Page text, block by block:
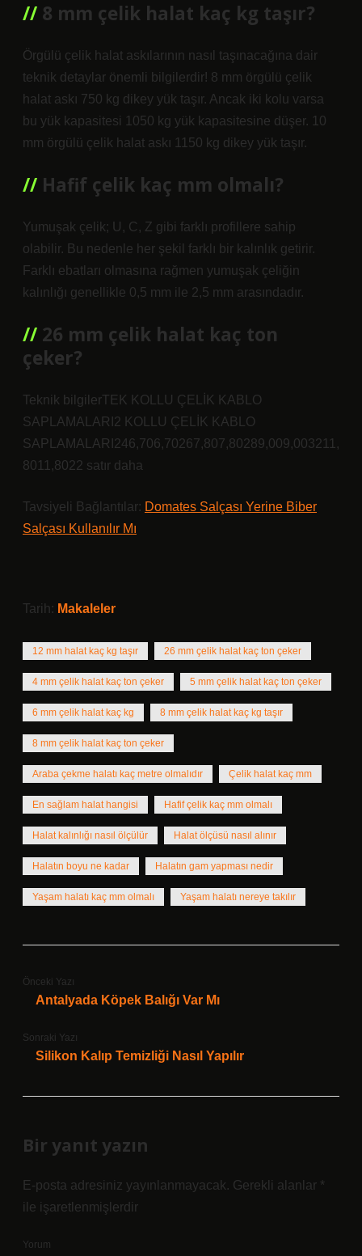
8 mm çelik halat kaç kg taşır?
Örgülü çelik halat askılarının nasıl taşınacağına dair
teknik detaylar önemli bilgilerdir! 8 mm örgülü çelik
halat askı 750 kg dikey yük taşır. Ancak iki kolu varsa
bu yük kapasitesi 1050 kg yük kapasitesine düşer. 10
mm örgülü çelik halat askı 1150 kg dikey yük taşır.
Hafif çelik kaç mm olmalı?
Yumuşak çelik; U, C, Z gibi farklı profillere sahip
olabilir. Bu nedenle her şekil farklı bir kalınlık getirir.
Farklı ebatları olmasına rağmen yumuşak çeliğin
kalınlığı genellikle 0,5 mm ile 2,5 mm arasındadır.
26 mm çelik halat kaç ton
çeker?
Teknik bilgilerTEK KOLLU ÇELİK KABLO
SAPLAMALARI2 KOLLU ÇELİK KABLO
SAPLAMALARI246,706,70267,807,80289,009,003211,
8011,8022 satır daha
Tavsiyeli Bağlantılar: Domates Salçası Yerine Biber
Salçası Kullanılır Mı
Tarih: Makaleler
12 mm halat kaç kg taşır 26 mm çelik halat kaç ton çeker
4 mm çelik halat kaç ton çeker 5 mm çelik halat kaç ton çeker
6 mm çelik halat kaç kg 8 mm çelik halat kaç kg taşır
8 mm çelik halat kaç ton çeker
Araba çekme halatı kaç metre olmalıdır Çelik halat kaç mm
En sağlam halat hangisi Hafif çelik kaç mm olmalı
Halat kalınlığı nasıl ölçülür Halat ölçüsü nasıl alınır
Halatın boyu ne kadar Halatın gam yapması nedir
Yaşam halatı kaç mm olmalı Yaşam halatı nereye takılır
Önceki Yazı
Antalyada Köpek Balığı Var Mı
Sonraki Yazı
Silikon Kalıp Temizliği Nasıl Yapılır
Bir yanıt yazın
E-posta adresiniz yayınlanmayacak. Gerekli alanlar *
ile işaretlenmişlerdir
Yorum